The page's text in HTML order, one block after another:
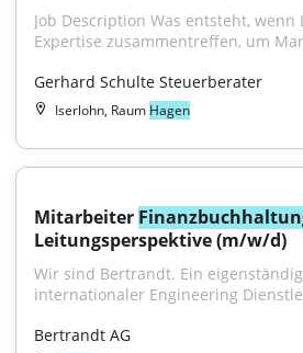
Job Description Was entsteht,
Expertise zusammentreffen, um
Gerhard Schulte Steuerberater
Iserlohn, Raum Hagen
Mitarbeiter
Leitungsperspektive (m/w/d)
Wir sind Bertrandt. Ein
internationaler Engineering
Bertrandt AG